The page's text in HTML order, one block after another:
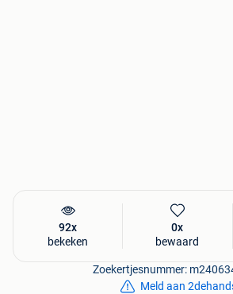
92x
bekeken
0x
bewaard
Zoekertjesnummer:
Meld aan